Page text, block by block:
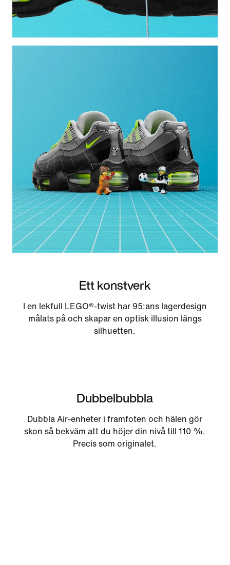
Ett konstverk
I en lekfull LEGO®-twist har 95:ans lagerdesign
målats på och skapar en optisk illusion längs
silhuetten.
Dubbelbubbla
Dubbla Air-enheter i framfoten och hälen gör
skon så bekväm att du höjer din nivå till 110 %.
Precis som originalet.